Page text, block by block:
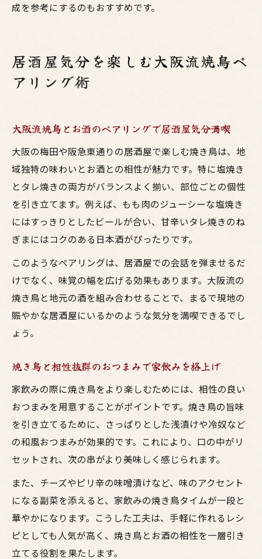
成を参考にするのもおすすめです。
居酒屋気分を楽しむ大阪流焼鳥ペ
アリング術
大阪流焼鳥とお酒のペアリングで居酒屋気分満喫
大阪の梅田や阪急東通りの居酒屋で楽しむ焼き鳥は、地
域独特の味わいとお酒との相性が魅力です。特に塩焼き
とタレ焼きの両方がバランスよく揃い、部位ごとの個性
を引き立てます。例えば、もも肉のジューシーな塩焼き
にはすっきりとしたビールが合い、甘辛いタレ焼きのね
ぎまにはコクのある日本酒がぴったりです。
このようなペアリングは、居酒屋での会話を弾ませるだ
けでなく、味覚の幅を広げる効果もあります。大阪流の
焼き鳥と地元の酒を組み合わせることで、まるで現地の
賑やかな居酒屋にいるかのような気分を満喫できるでし
ょう。
焼き鳥と相性抜群のおつまみで家飲みを格上げ
家飲みの際に焼き鳥をより楽しむためには、相性の良い
おつまみを用意することがポイントです。焼き鳥の旨味
を引き立てるために、さっぱりとした浅漬けや冷奴など
の和風おつまみが効果的です。これにより、口の中がリ
セットされ、次の串がより美味しく感じられます。
また、チーズやピリ辛の味噌漬けなど、味のアクセント
になる副菜を添えると、家飲みの焼き鳥タイムが一段と
華やかになります。こうした工夫は、手軽に作れるレシ
ピとしても人気が高く、焼き鳥とお酒の相性を一層引き
立てる役割を果たします。